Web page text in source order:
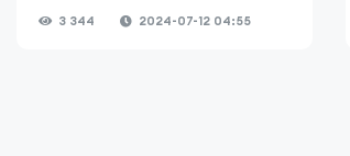
3 344 2024-07-12 04:55